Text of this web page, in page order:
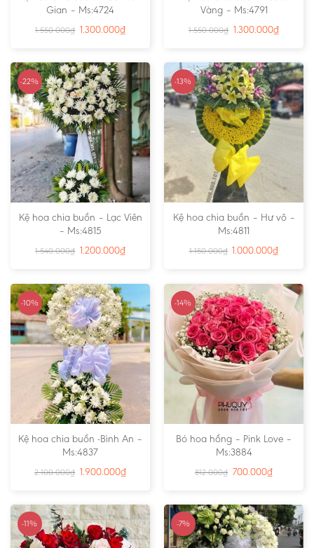
Gian – Ms:4724
1.550.000₫ 1.300.000₫
Vàng – Ms:4791
1.550.000₫ 1.300.000₫
-22%
Kệ hoa chia buồn – Lạc Viên
– Ms:4815
1.540.000₫ 1.200.000₫
-13%
Kệ hoa chia buồn – Hư vô –
Ms:4811
1.150.000₫ 1.000.000₫
-10%
Kệ hoa chia buồn -Bình An –
Ms:4837
2.100.000₫ 1.900.000₫
-14%
Bó hoa hồng – Pink Love –
Ms:3884
812.000₫ 700.000₫
-11% -7%